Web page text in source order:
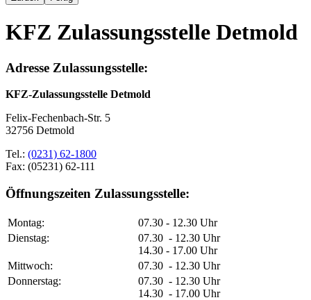
KFZ Zulassungsstelle Detmold
Adresse Zulassungsstelle:
KFZ-Zulassungsstelle Detmold
Felix-Fechenbach-Str. 5
32756 Detmold
Tel.: (0231) 62-1800
Fax: (05231) 62-111
Öffnungszeiten Zulassungsstelle:
Montag:
07.30 - 12.30 Uhr
Dienstag:
07.30 - 12.30 Uhr
14.30 - 17.00 Uhr
Mittwoch:
07.30 - 12.30 Uhr
Donnerstag:
07.30 - 12.30 Uhr
14.30 - 17.00 Uhr